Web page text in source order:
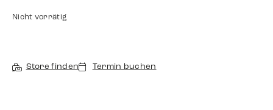
Nicht vorrätig
Store finden Termin buchen